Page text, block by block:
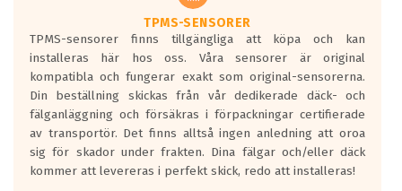
TPMS-SENSORER
TPMS-sensorer finns tillgängliga att köpa och kan
installeras här hos oss. Våra sensorer är original
kompatibla och fungerar exakt som original-sensorerna.
Din beställning skickas från vår dedikerade däck- och
fälganläggning och försäkras i förpackningar certifierade
av transportör. Det finns alltså ingen anledning att oroa
sig för skador under frakten. Dina fälgar och/eller däck
kommer att levereras i perfekt skick, redo att installeras!